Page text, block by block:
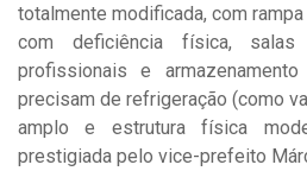
totalmente modificada, com
com deficiência física,
profissionais e
precisam de refrigeração (como
amplo e estrutura física
prestigiada pelo vice-prefeito